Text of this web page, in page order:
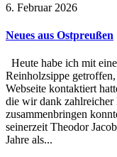
6. Februar 2026
Neues aus Ostpreußen
Heute habe ich mit
Reinholzsippe
Webseite kontaktiert
die wir dank
zusammenbringen
seinerzeit Theodor
Jahre als...